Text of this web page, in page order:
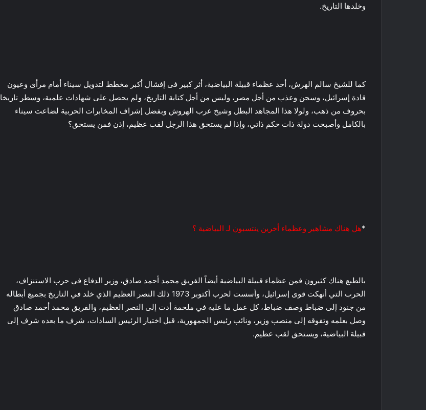
وخلدها التاريخ.
كما للشيخ سالم الهرش، أحد عظماء قبيلة البياضية، أثر كبير فى إفشال أكبر مخطط لتدويل سيناء أمام مرأى وعيون
قادة إسرائيل، وسجن وعذب من أجل مصر، وليس من أجل كتابة التاريخ، ولم يحصل على شهادات علمية، وسطر تاريخا
بحروف من ذهب، ولولا هذا المجاهد البطل وشيخ عرب الهروش وبفضل إشراف المخابرات الحربية لضاعت سيناء
بالكامل وأصبحت دولة ذات حكم ذاتي، وإذا لم يستحق هذا الرجل لقب عظيم، إذن فمن يستحق؟
*هل هناك مشاهير وعظماء أخرين ينتسبون لـ البياضية ؟
بالطبع هناك كثيرون فمن عظماء قبيلة البياضية أيضاً الفريق محمد أحمد صادق، وزير الدفاع في حرب الاستنزاف،
الحرب التي أنهكت قوى إسرائيل، وأسست لحرب أكتوبر 1973 ذلك النصر العظيم الذي خلد في التاريخ بجميع أبطاله
من جنود إلى ضباط وصف ضباط، كل عمل ما عليه في ملحمة أدت إلى النصر العظيم، والفريق محمد أحمد صادق
وصل بعلمه وتفوقه إلى منصب وزير، ونائب رئيس الجمهورية، قبل اختيار الرئيس السادات، شرف ما بعده شرف إلى
قبيلة البياضية، ويستحق لقب عظيم.